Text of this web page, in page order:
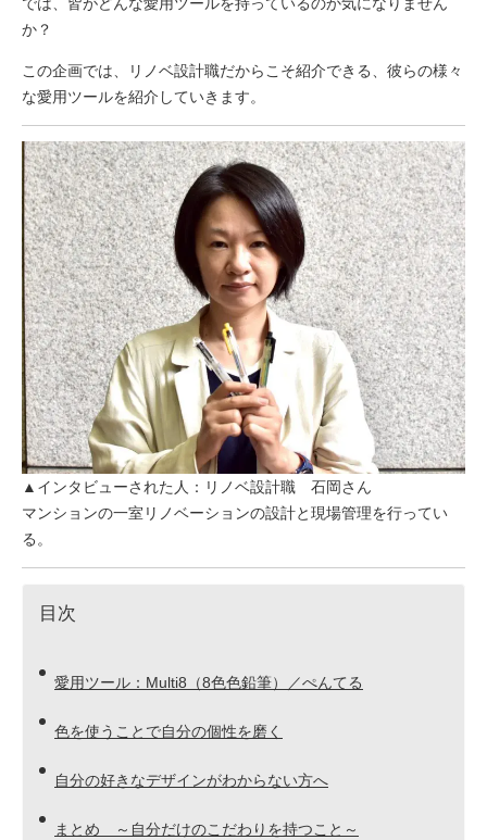
では、皆がどんな愛用ツールを持っているのか気になりません
か？
この企画では、リノベ設計職だからこそ紹介できる、彼らの様々
な愛用ツールを紹介していきます。
▲インタビューされた人：リノベ設計職 石岡さん
マンションの一室リノベーションの設計と現場管理を行ってい
る。
目次
愛用ツール：Multi8（8色色鉛筆）／ぺんてる
色を使うことで自分の個性を磨く
自分の好きなデザインがわからない方へ
まとめ ～自分だけのこだわりを持つこと～